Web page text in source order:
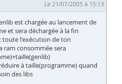
Le 21/07/2005 à 15:13
est chargée au lancement de
et sera déchargée à la fin
toute l'exécution de ton
ram consommée sera
à taille(programme) quand
des libs